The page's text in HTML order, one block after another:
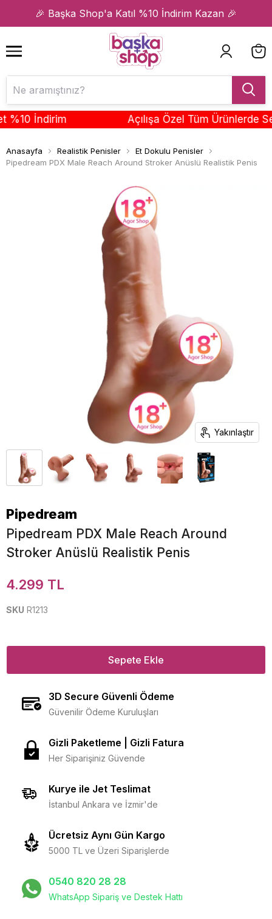
🎉 Başka Shop'a Katıl %10 İndirim Kazan 🎉
1 2
İndirim Açılışa Özel Tüm Ürünlerde
Anasayfa Realistik Penisler
Et Dokulu Penisler
Pipedream PDX Male Reach Around Stroker Anüslü Realistik Penis
Yakınlaştır
Pipedream
Pipedream PDX Male Reach Around
Stroker Anüslü Realistik Penis
4.299 TL
SKU R1213
Sepete Ekle
3D Secure Güvenli Ödeme
Güvenilir Ödeme Kuruluşları
Gizli Paketleme | Gizli Fatura
Her Siparişiniz Güvende
Kurye ile Jet Teslimat
İstanbul Ankara ve İzmir'de
Ücretsiz Aynı Gün Kargo
5000 TL ve Üzeri Siparişlerde
0540 820 28 28
WhatsApp Sipariş ve Destek Hattı